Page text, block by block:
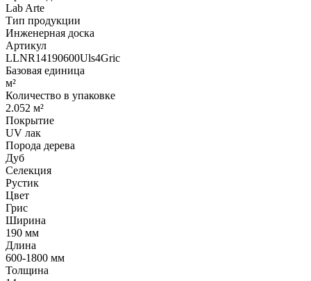
Lab Arte
Тип продукции
Инженерная доска
Артикул
LLNR14190600Uls4Gric
Базовая единица
м²
Количество в упаковке
2.052 м²
Покрытие
UV лак
Порода дерева
Дуб
Селекция
Рустик
Цвет
Грис
Ширина
190 мм
Длина
600-1800 мм
Толщина